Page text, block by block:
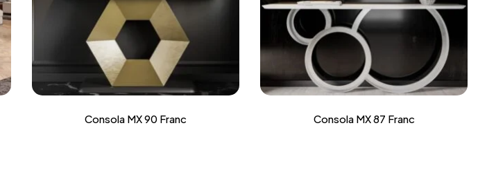
Consola MX 90 Franc Consola MX 87 Franc